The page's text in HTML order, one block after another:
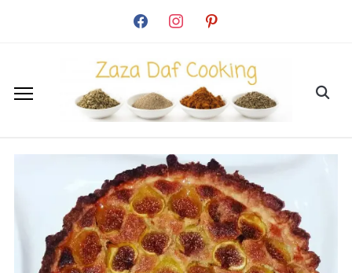
facebook instagrampinterest